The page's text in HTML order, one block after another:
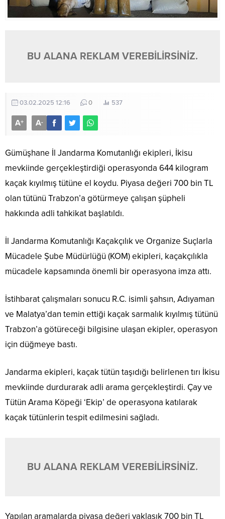
BU ALANA REKLAM VEREBİLİRSİNİZ.
03.02.2025 12:16 0 537
A+ A-
Gümüşhane İl Jandarma Komutanlığı ekipleri, İkisu
mevkiinde gerçekleştirdiği operasyonda 644 kilogram
kaçak kıyılmış tütüne el koydu. Piyasa değeri 700 bin TL
olan tütünü Trabzon’a götürmeye çalışan şüpheli
hakkında adli tahkikat başlatıldı.
İl Jandarma Komutanlığı Kaçakçılık ve Organize Suçlarla
Mücadele Şube Müdürlüğü (KOM) ekipleri, kaçakçılıkla
mücadele kapsamında önemli bir operasyona imza attı.
İstihbarat çalışmaları sonucu R.C. isimli şahsın, Adıyaman
ve Malatya’dan temin ettiği kaçak sarmalık kıyılmış tütünü
Trabzon’a götüreceği bilgisine ulaşan ekipler, operasyon
için düğmeye bastı.
Jandarma ekipleri, kaçak tütün taşıdığı belirlenen tırı İkisu
mevkiinde durdurarak adli arama gerçekleştirdi. Çay ve
Tütün Arama Köpeği ‘Ekip’ de operasyona katılarak
kaçak tütünlerin tespit edilmesini sağladı.
BU ALANA REKLAM VEREBİLİRSİNİZ.
Yapılan aramalarda piyasa değeri yaklaşık 700 bin TL